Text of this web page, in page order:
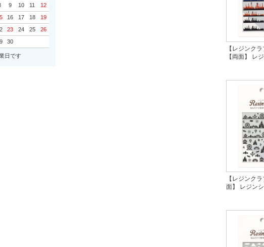
9 10 11
12
16 17 18
19
23 24 25
26
30
日です
【レジンク
【両面】 レ
【レジンク
面】 レジン